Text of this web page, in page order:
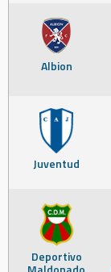
Albion
Juventud
Deportivo